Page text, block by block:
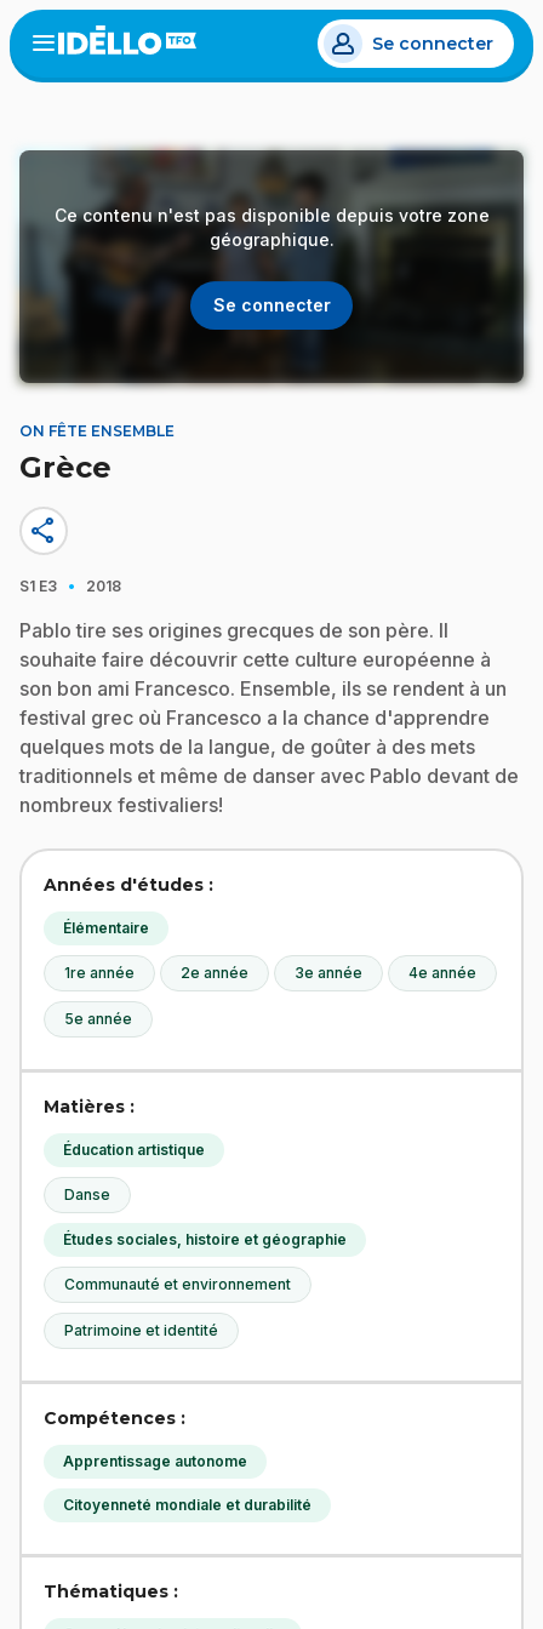
Aller
au
contenu
Open
menu
Se connecter
Ce contenu n'est pas disponible depuis votre zone
géographique.
Se connecter
ON FÊTE ENSEMBLE
Grèce
share
S1 E3 · 2018
Pablo tire ses origines grecques de son père. Il
souhaite faire découvrir cette culture européenne à
son bon ami Francesco. Ensemble, ils se rendent à un
festival grec où Francesco a la chance d'apprendre
quelques mots de la langue, de goûter à des mets
traditionnels et même de danser avec Pablo devant de
nombreux festivaliers!
Années d'études :
Élémentaire
1re année 2e année 3e année 4e année
5e année
Matières :
Éducation artistique
Danse
Études sociales, histoire et géographie
Communauté et environnement
Patrimoine et identité
Compétences :
Apprentissage autonome
Citoyenneté mondiale et durabilité
Thématiques :